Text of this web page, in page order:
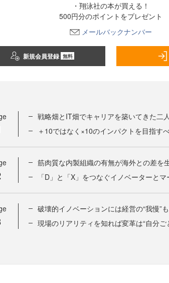
・翔泳社の本が買える！
500円分のポイントをプレゼント
メールバックナンバー
新規会員登録 無料
戦略畑とIT畑でキャリアを築いてきた二人
＋10ではなく×10のインパクトを目指す
筋肉質な内製組織の有無が海外との差を
「D」と「X」をつなぐイノベーターと
破壊的イノベーションには経営の“我慢”
現場のリアリティを知れば変革は“自分ご